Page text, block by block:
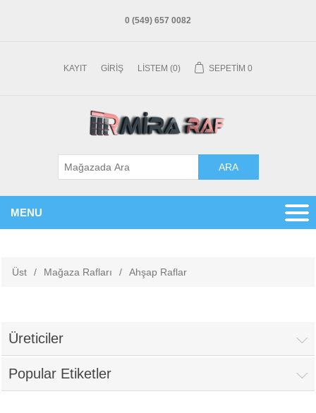
0 (549) 657 0082
KAYIT GIRIŞ LISTEM (0) SEPETIM 0
MENU
Üst / Mağaza Rafları / Ahşap Raflar
Üreticiler
Popular Etiketler